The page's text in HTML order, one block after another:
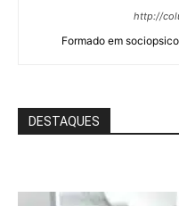
http://
Formado em
DESTAQUES